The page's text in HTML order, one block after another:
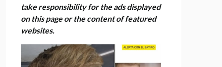
take responsibility for the ads displayed
on this page or the content of featured
websites.